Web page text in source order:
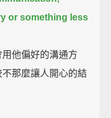
or something less
他偏好的溝通方
那麼讓人開心的結